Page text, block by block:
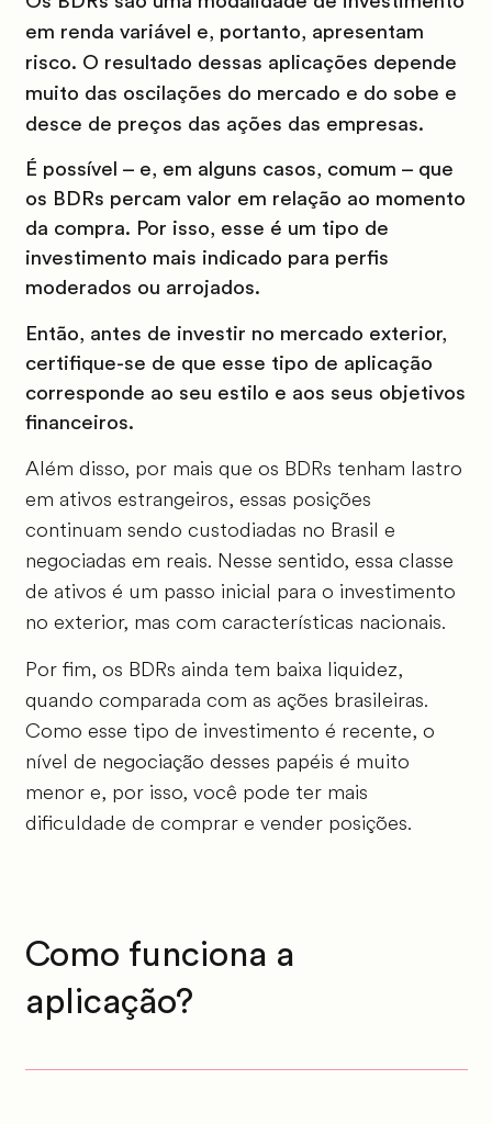
em renda variável e, portanto, apresentam
risco. O resultado dessas aplicações depende
muito das oscilações do mercado e do sobe e
desce de preços das ações das empresas.
É possível – e, em alguns casos, comum – que
os BDRs percam valor em relação ao momento
da compra. Por isso, esse é um tipo de
investimento mais indicado para perfis
moderados ou arrojados.
Então, antes de investir no mercado exterior,
certifique-se de que esse tipo de aplicação
corresponde ao seu estilo e aos seus objetivos
financeiros.
Além disso, por mais que os BDRs tenham lastro
em ativos estrangeiros, essas posições
continuam sendo custodiadas no Brasil e
negociadas em reais. Nesse sentido, essa classe
de ativos é um passo inicial para o investimento
no exterior, mas com características nacionais.
Por fim, os BDRs ainda tem baixa liquidez,
quando comparada com as ações brasileiras.
Como esse tipo de investimento é recente, o
nível de negociação desses papéis é muito
menor e, por isso, você pode ter mais
dificuldade de comprar e vender posições.
Como funciona a
aplicação?